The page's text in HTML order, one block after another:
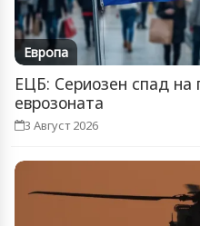
Европа
ЕЦБ: Сериозен спад на
еврозоната
3 Август 2026